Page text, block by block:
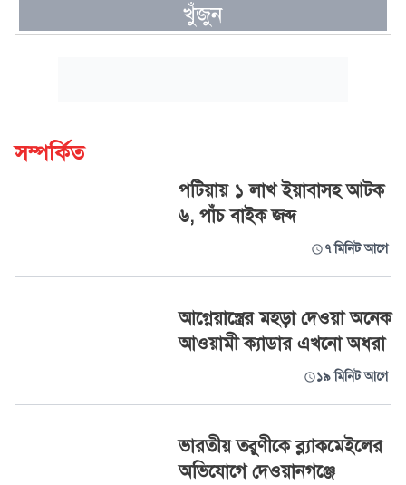
খুঁজুন
সম্পর্কিত
পটিয়ায় ১ লাখ ইয়াবাসহ আটক
৬, পাঁচ বাইক জব্দ
৭ মিনিট আগে
আগ্নেয়াস্ত্রের মহড়া দেওয়া অনেক
আওয়ামী ক্যাডার এখনো অধরা
১৯ মিনিট আগে
ভারতীয় তরুণীকে ব্ল্যাকমেইলের
অভিযোগে দেওয়ানগঞ্জে